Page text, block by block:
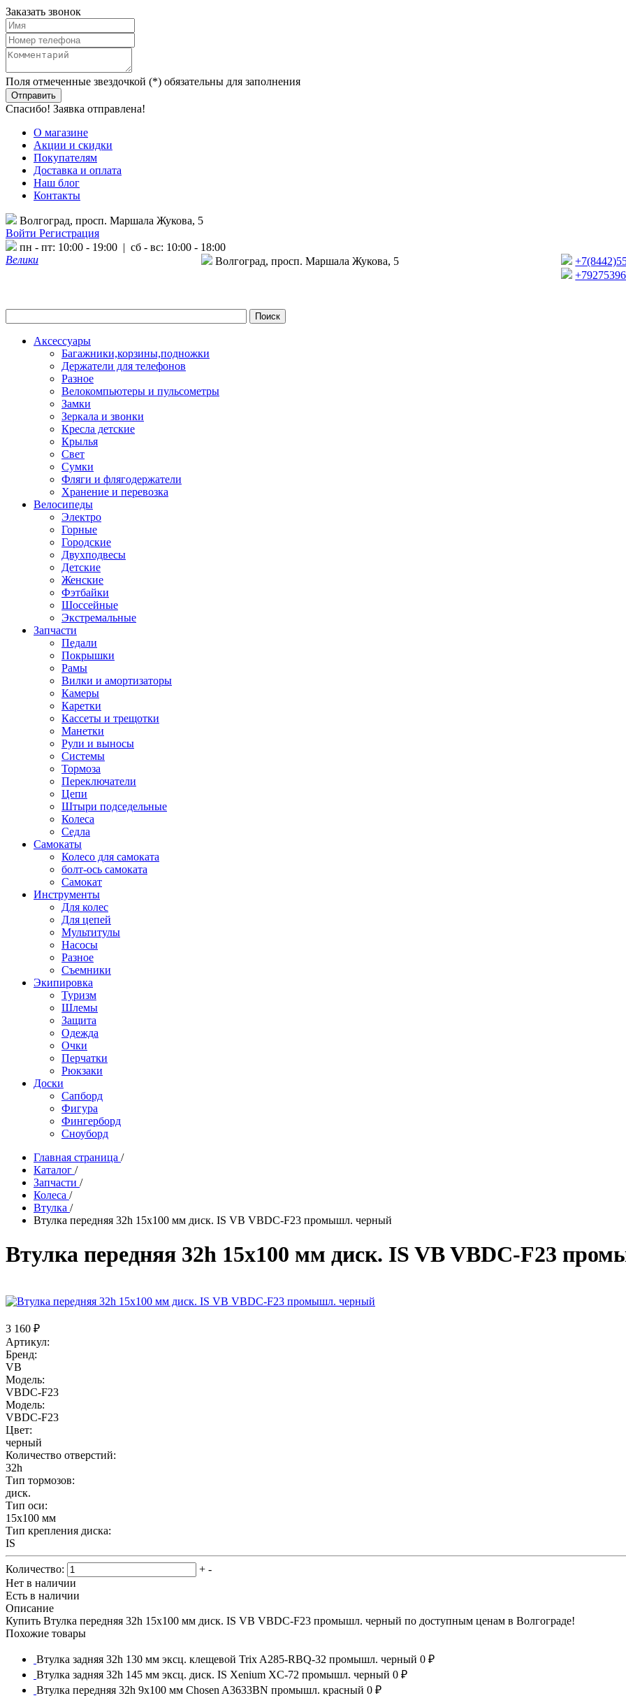
Заказать звонок
Поля отмеченные звездочкой (*) обязательны для заполнения
Спасибо! Заявка отправлена!
О магазине
Акции и скидки
Покупателям
Доставка и оплата
Наш блог
Контакты
Волгоград, просп. Маршала Жукова, 5
Войти Регистрация
пн - пт: 10:00 - 19:00 | сб - вс: 10:00 - 18:00
Велики
Волгоград, просп. Маршала Жукова, 5
Аксессуары
Багажники,корзины,подножки
Держатели для телефонов
Разное
Велокомпьютеры и пульсометры
Замки
Зеркала и звонки
Кресла детские
Крылья
Свет
Сумки
Фляги и флягодержатели
Хранение и перевозка
Велосипеды
Электро
Горные
Городские
Двухподвесы
Детские
Женские
Фэтбайки
Шоссейные
Экстремальные
Запчасти
Педали
Покрышки
Рамы
Вилки и амортизаторы
Камеры
Каретки
Кассеты и трещотки
Манетки
Рули и выносы
Системы
Тормоза
Переключатели
Цепи
Штыри подседельные
Колеса
Седла
Самокаты
Колесо для самоката
болт-ось самоката
Самокат
Инструменты
Для колес
Для цепей
Мультитулы
Насосы
Разное
Съемники
Экипировка
Туризм
Шлемы
Защита
Одежда
Очки
Перчатки
Рюкзаки
Доски
Сапборд
Фигура
Фингерборд
Сноуборд
Главная страница /
Каталог /
Запчасти /
Колеса /
Втулка /
Втулка передняя 32h 15x100 мм диск. IS VB VBDC-F23 промышл. черный
Втулка передняя 32h 15x100 мм диск. IS VB VBDC-F23
3 160 ₽
Артикул:
Бренд:
VB
Модель:
VBDC-F23
Модель:
VBDC-F23
Цвет:
черный
Количество отверстий:
32h
Тип тормозов:
диск.
Тип оси:
15x100 мм
Тип крепления диска:
IS
Количество: + -
Нет в наличии
Есть в наличии
Описание
Купить Втулка передняя 32h 15x100 мм диск. IS VB VBDC-F23 промышл. черный по доступным ценам в Волгограде!
Похожие товары
Втулка задняя 32h 130 мм эксц. клещевой Trix A285-RBQ-32 промышл. черный 0 ₽
Втулка задняя 32h 145 мм эксц. диск. IS Xenium XC-72 промышл. черный 0 ₽
Втулка передняя 32h 9x100 мм Chosen A3633BN промышл. красный 0 ₽